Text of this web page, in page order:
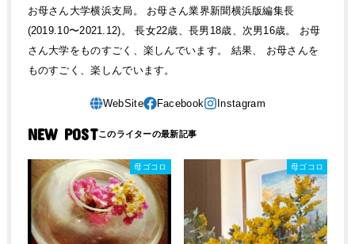
お母さん大学横浜支局。 お母さん業界新聞横浜版編集長
(2019.10〜2021.12)。 長女22歳、長男18歳、次男16歳。 お母
さん大学をものすごく、楽しんでいます。 結果、 お母さんを
ものすごく、楽しんでいます。
NEW POST
母ゴコロ 母ゴコロ